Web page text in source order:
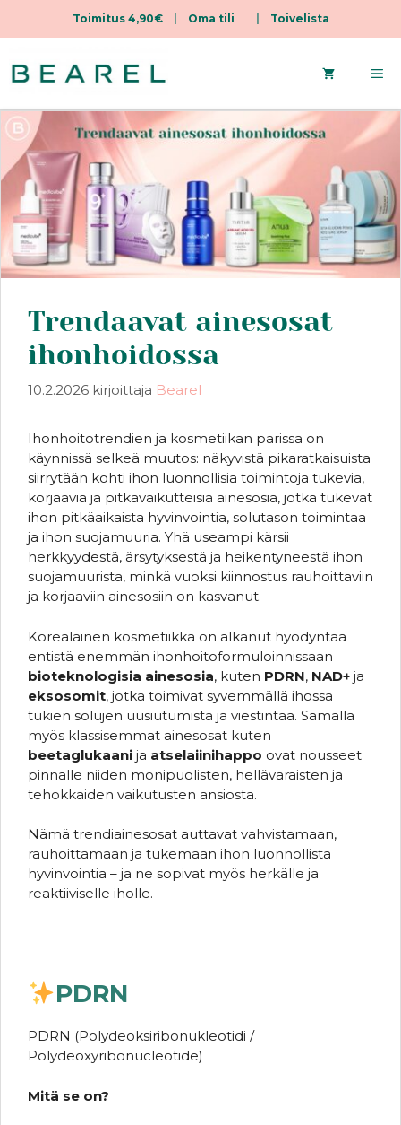
Toimitus 4,90€| Oma tili Toivelista
sisältöön
Trendaavat ainesosat
ihonhoidossa
10.2.2026 kirjoittaja Bearel
Ihonhoitotrendien ja kosmetiikan parissa on
käynnissä selkeä muutos: näkyvistä pikaratkaisuista
siirrytään kohti ihon luonnollisia toimintoja tukevia,
korjaavia ja pitkävaikutteisia ainesosia, jotka tukevat
ihon pitkäaikaista hyvinvointia, solutason toimintaa
ja ihon suojamuuria. Yhä useampi kärsii
herkkyydestä, ärsytyksestä ja heikentyneestä ihon
suojamuurista, minkä vuoksi kiinnostus rauhoittaviin
ja korjaaviin ainesosiin on kasvanut.
Korealainen kosmetiikka on alkanut hyödyntää
entistä enemmän ihonhoitoformuloinnissaan
bioteknologisia ainesosia, kuten PDRN, NAD+ ja
eksosomit, jotka toimivat syvemmällä ihossa
tukien solujen uusiutumista ja viestintää. Samalla
myös klassisemmat ainesosat kuten
beetaglukaani ja atselaiinihappo ovat nousseet
pinnalle niiden monipuolisten, hellävaraisten ja
tehokkaiden vaikutusten ansiosta.
Nämä trendiainesosat auttavat vahvistamaan,
rauhoittamaan ja tukemaan ihon luonnollista
hyvinvointia – ja ne sopivat myös herkälle ja
reaktiiviselle iholle.
PDRN
PDRN (Polydeoksiribonukleotidi /
Polydeoxyribonucleotide)
Mitä se on?